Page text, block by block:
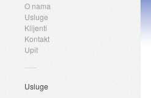
O nama
Usluge
Klijenti
Kontakt
Upit
Usluge